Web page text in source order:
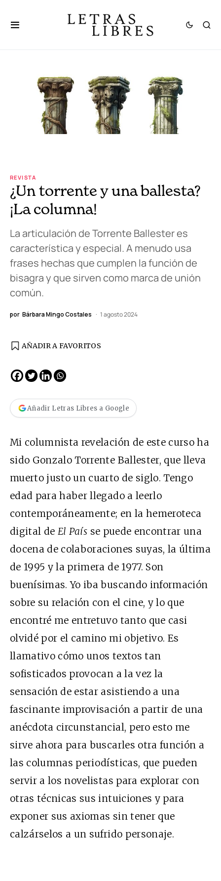
REVISTA
¿Un torrente y una ballesta?
¡La columna!
La articulación de Torrente Ballester es
característica y especial. A menudo usa
frases hechas que cumplen la función de
bisagra y que sirven como marca de unión
común.
por Bárbara Mingo Costales 1 agosto 2024
AÑADIR A FAVORITOS
Añadir Letras Libres a Google
Mi columnista revelación de este curso ha
sido Gonzalo Torrente Ballester, que lleva
muerto justo un cuarto de siglo. Tengo
edad para haber llegado a leerlo
contemporáneamente; en la hemeroteca
digital de El País se puede encontrar una
docena de colaboraciones suyas, la última
de 1995 y la primera de 1977. Son
buenísimas. Yo iba buscando información
sobre su relación con el cine, y lo que
encontré me entretuvo tanto que casi
olvidé por el camino mi objetivo. Es
llamativo cómo unos textos tan
sofisticados provocan a la vez la
sensación de estar asistiendo a una
fascinante improvisación a partir de una
anécdota circunstancial, pero esto me
sirve ahora para buscarles otra función a
las columnas periodísticas, que pueden
servir a los novelistas para explorar con
otras técnicas sus intuiciones y para
exponer sus axiomas sin tener que
calzárselos a un sufrido personaje.